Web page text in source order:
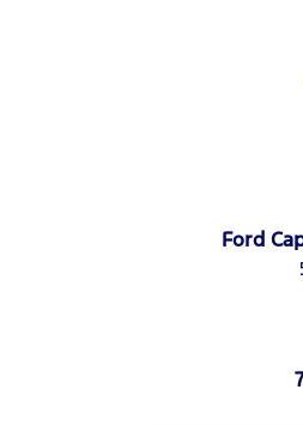
Ford